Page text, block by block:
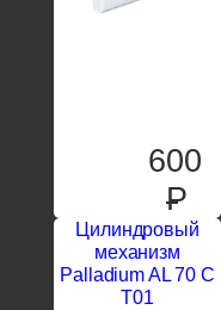
600
P
Цилиндровый
механизм
Palladium AL 70 C
T01